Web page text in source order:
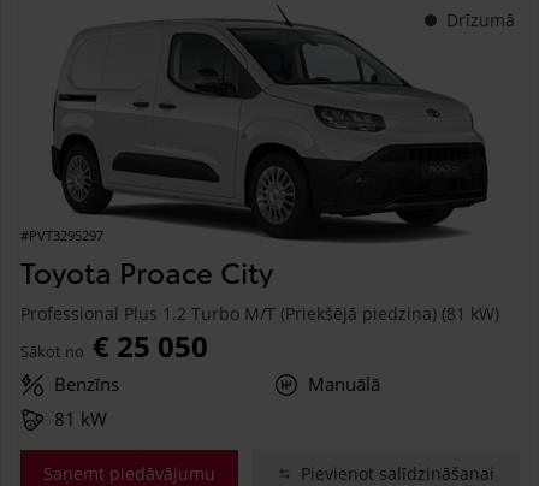
Drīzumā
#PVT3295297
Toyota Proace City
Professional Plus 1.2 Turbo M/T (Priekšējā piedziņa) (81 kW)
Sākot no € 25 050
Benzīns
Manuālā
81 kW
Saņemt piedāvājumu Pievienot salīdzināšanai